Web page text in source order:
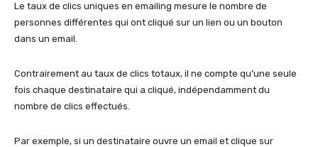
Le taux de clics uniques en emailing mesure le nombre de
personnes différentes qui ont cliqué sur un lien ou un bouton
dans un email.
Contrairement au taux de clics totaux, il ne compte qu’une seule
fois chaque destinataire qui a cliqué, indépendamment du
nombre de clics effectués.
Par exemple, si un destinataire ouvre un email et clique sur